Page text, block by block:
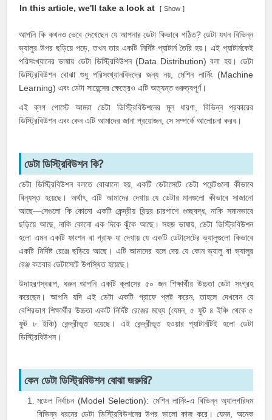
In this article, we'll take a look at Show
আপনি কি কখনও ভেবে দেখেছেন যে আপনার ডেটা কিভাবে গঠিত? ডেটা যখন বিভিন্ন
ভ্যালুর উপর ছড়িয়ে পড়ে, তখন তার একটি নির্দিষ্ট প্যাটার্ন তৈরি হয়। এই প্যাটার্নকেই
পরিসংখ্যানের ভাষায় ডেটা ডিস্ট্রিবিউশন (Data Distribution) বলা হয়। ডেটা
ডিস্ট্রিবিউশন বোঝা শুধু পরিসংখ্যানবিদদের জন্য নয়, মেশিন লার্নিং (Machine
Learning) এবং ডেটা সায়েন্সের ক্ষেত্রেও এটি অত্যন্ত গুরুত্বপূর্ণ।
এই ব্লগ পোস্টে আমরা ডেটা ডিস্ট্রিবিউশনের মূল ধারণা, বিভিন্ন প্রকারের
ডিস্ট্রিবিউশন এবং কেন এটি আমাদের জানা প্রয়োজন, সে সম্পর্কে আলোচনা করব।
ডেটা ডিস্ট্রিবিউশন কি?
ডেটা ডিস্ট্রিবিউশন বলতে বোঝানো হয়, একটি ডেটাসেটে ডেটা পয়েন্টগুলো কীভাবে
বিন্যস্ত হয়েছে। অর্থাৎ, এটি আমাদের দেখায় যে ডেটার মানগুলো কীভাবে সাজানো
আছে—সেগুলো কি কোনো একটি কেন্দ্রীয় বিন্দুর চারপাশে গুচ্ছবদ্ধ, নাকি সমানভাবে
ছড়িয়ে আছে, নাকি কোনো এক দিকে ঝুঁকে আছে। সহজ ভাষায়, ডেটা ডিস্ট্রিবিউশন
হলো এমন একটি ফাংশন বা গ্রাফ যা দেখায় যে একটি ডেটাসেটের ভ্যালুগুলো কিভাবে
একটি নির্দিষ্ট রেঞ্জে ছড়িয়ে আছে। এটি আমাদের বলে দেয় যে কোন ভ্যালু বা ভ্যালুর
রেঞ্জ কতবার ডেটাসেটে উপস্থিত হয়েছে।
উদাহরণস্বরূপ, ধরুন আপনি একটি ক্লাসের ৫০ জন শিক্ষার্থীর উচ্চতা ডেটা সংগ্রহ
করেছেন। আপনি যদি এই ডেটা একটি গ্রাফে প্লট করেন, তাহলে দেখবেন যে
বেশিরভাগ শিক্ষার্থীর উচ্চতা একটি নির্দিষ্ট রেঞ্জের মধ্যে (যেমন, ৫ ফুট ৪ ইঞ্চি থেকে ৫
ফুট ৮ ইঞ্চি) কেন্দ্রীভূত হয়েছে। এই কেন্দ্রীভূত হওয়ার প্যাটার্নটিই হলো ডেটা
ডিস্ট্রিবিউশন।
কেন ডেটা ডিস্ট্রিবিউশন বোঝা জরুরি?
মডেল নির্বাচন (Model Selection): মেশিন লার্নিং-এ বিভিন্ন অ্যালগরিদম
বিভিন্ন ধরনের ডেটা ডিস্ট্রিবিউশনের উপর ভালো কাজ করে। যেমন, অনেক